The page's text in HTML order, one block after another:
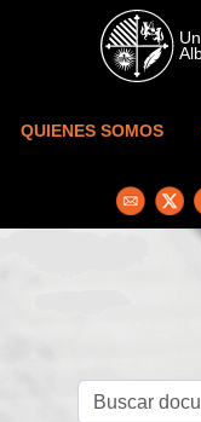
Skip to main content
QUIENES SOMOS